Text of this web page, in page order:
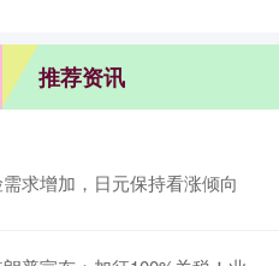
推荐资讯
求增加，日元保持看涨倾向